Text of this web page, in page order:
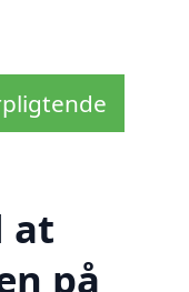
at
på